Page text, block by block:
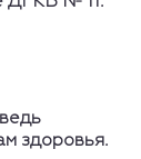
здоровья.